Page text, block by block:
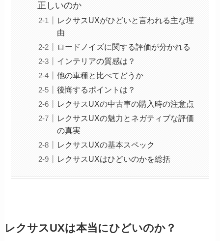
正しいのか
レクサスUXがひどいと言われる主な理
由
ロードノイズに関する評価が分かれる
インテリアの質感は？
他の車種と比べてどうか
後悔するポイントは？
レクサスUXの中古車の購入時の注意点
レクサスUXの魅力とネガティブな評価
の真実
レクサスUXの基本スペック
レクサスUXはひどいのかを総括
レクサスUXは本当にひどいのか？